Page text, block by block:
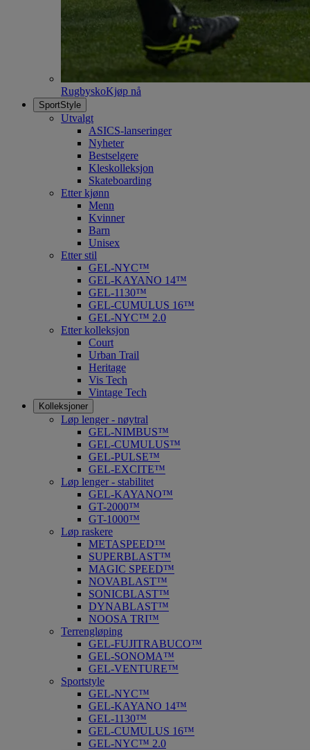
RugbyskoKjøp nå
SportStyle
Utvalgt
ASICS-lanseringer
Nyheter
Bestselgere
Kleskolleksjon
Skateboarding
Etter kjønn
Menn
Kvinner
Barn
Unisex
Etter stil
GEL-NYC™
GEL-KAYANO 14™
GEL-1130™
GEL-CUMULUS 16™
GEL-NYC™ 2.0
Etter kolleksjon
Court
Urban Trail
Heritage
Vis Tech
Vintage Tech
Kolleksjoner
Løp lenger - nøytral
GEL-NIMBUS™
GEL-CUMULUS™
GEL-PULSE™
GEL-EXCITE™
Løp lenger - stabilitet
GEL-KAYANO™
GT-2000™
GT-1000™
Løp raskere
METASPEED™
SUPERBLAST™
MAGIC SPEED™
NOVABLAST™
SONICBLAST™
DYNABLAST™
NOOSA TRI™
Terrengløping
GEL-FUJITRABUCO™
GEL-SONOMA™
GEL-VENTURE™
Sportstyle
GEL-NYC™
GEL-KAYANO 14™
GEL-1130™
GEL-CUMULUS 16™
GEL-NYC™ 2.0